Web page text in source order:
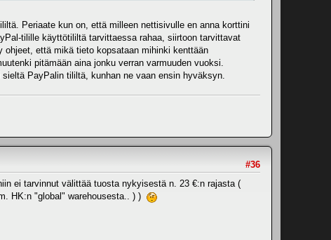
Periaate kun on, että milleen nettisivulle en anna korttini
tilille käyttötililtä tarvittaessa rahaa, siirtoon tarvittavat
että mikä tieto kopsataan mihinki kenttään
pitämään aina jonku verran varmuuden vuoksi.
PayPalin tililtä, kunhan ne vaan ensin hyväksyn.
#36
ei tarvinnut välittää tuosta nykyisestä n. 23 €:n rajasta (
HK:n "global" warehousesta.. ) )